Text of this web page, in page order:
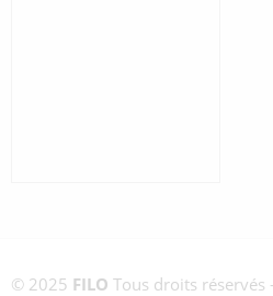
© 2025 FILO Tous droits réservés